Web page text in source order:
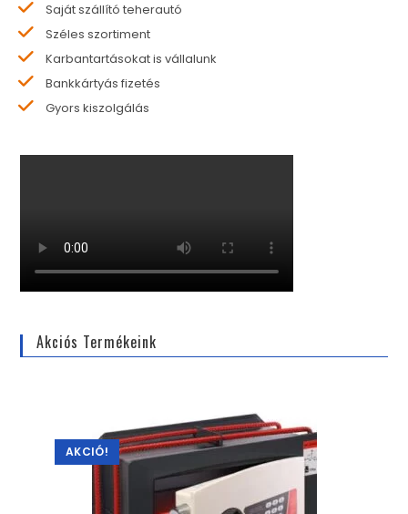
Saját szállító teherautó
Széles szortiment
Karbantartásokat is vállalunk
Bankkártyás fizetés
Gyors kiszolgálás
Akciós Termékeink
AKCIÓ!